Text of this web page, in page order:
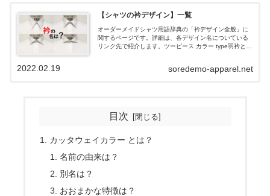
【シャツの衿デザイン】一覧
オーダーメイドシャツ用語辞典の「衿デザイン全般」に
関するページです。詳細は、各デザイン名についている
リンク先で紹介します。ツーピース カラー type羽衿と台
soredemo-apparel.net
2022.02.19
目次
カッタウェイカラー とは？
名前の由来は？
別名は？
おおまかな特徴は？